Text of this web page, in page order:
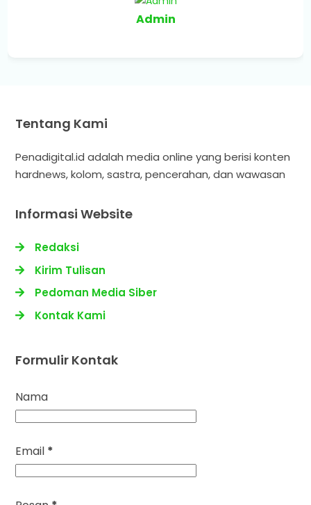
Admin
Tentang Kami
Penadigital.id adalah media online yang berisi konten
hardnews, kolom, sastra, pencerahan, dan wawasan
Informasi Website
Redaksi
Kirim Tulisan
Pedoman Media Siber
Kontak Kami
Formulir Kontak
Nama
Email *